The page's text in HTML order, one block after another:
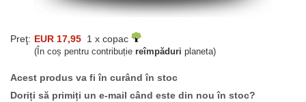
Preţ: EUR 17,95 1 x copac
(În coș pentru contribuție reîmpăduri planeta)
Acest produs va fi în curând în stoc
Doriți să primiți un e-mail când este din nou în stoc?